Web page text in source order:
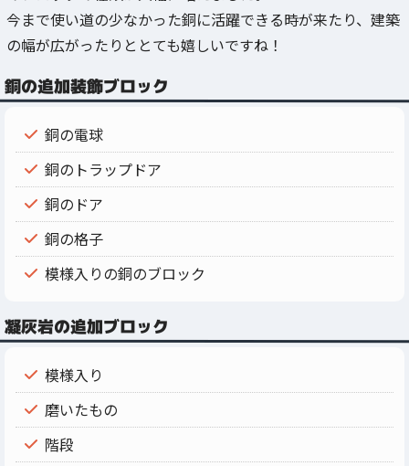
今まで使い道の少なかった銅に活躍できる時が来たり、建築
の幅が広がったりととても嬉しいですね！
銅の追加装飾ブロック
銅の電球
銅のトラップドア
銅のドア
銅の格子
模様入りの銅のブロック
凝灰岩の追加ブロック
模様入り
磨いたもの
階段